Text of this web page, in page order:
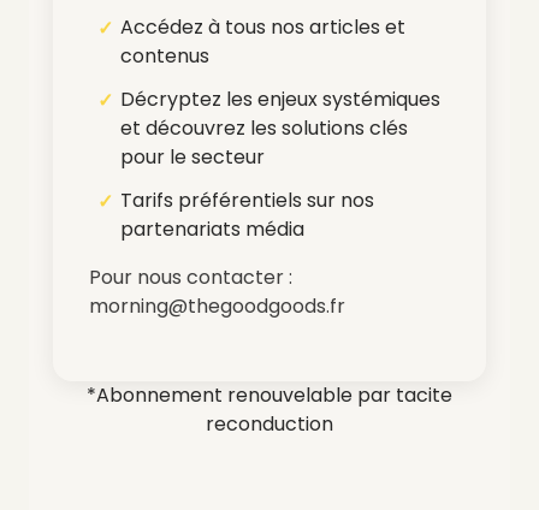
Accédez à tous nos articles et
contenus
Décryptez les enjeux systémiques
et découvrez les solutions clés
pour le secteur
Tarifs préférentiels sur nos
partenariats média
Pour nous contacter :
morning@thegoodgoods.fr
*Abonnement renouvelable par tacite
reconduction